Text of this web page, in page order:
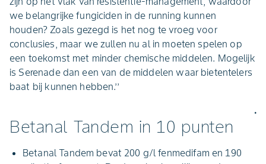
we belangrijke fungiciden in de running kunnen
houden? Zoals gezegd is het nog te vroeg voor
conclusies, maar we zullen nu al in moeten spelen op
een toekomst met minder chemische middelen. Mogelijk
is Serenade dan een van de middelen waar bietentelers
baat bij kunnen hebben.’’
.
Betanal Tandem in 10 punten
Betanal Tandem bevat 200 g/l fenmedifam en 190